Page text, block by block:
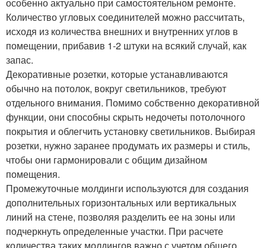
Количество угловых соединителей можно рассчитать,
исходя из количества внешних и внутренних углов в
помещении, прибавив 1-2 штуки на всякий случай, как
запас.
Декоративные розетки, которые устанавливаются
обычно на потолок, вокруг светильников, требуют
отдельного внимания. Помимо собственно декоративной
функции, они способны скрыть недочеты потолочного
покрытия и облегчить установку светильников. Выбирая
розетки, нужно заранее продумать их размеры и стиль,
чтобы они гармонировали с общим дизайном
помещения.
Промежуточные молдинги используются для создания
дополнительных горизонтальных или вертикальных
линий на стене, позволяя разделить ее на зоны или
подчеркнуть определенные участки. При расчете